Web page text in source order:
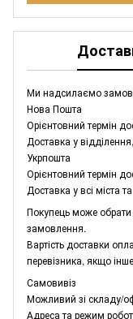
Ми надсилаємо
Нова Пошта
Орієнтовний термін
Доставка у
Укрпошта
Орієнтовний термін
Доставка у всі міста
Покупець може
замовлення.
Вартість доставки
перевізника, якщо
Самовивіз
Можливий зі складу/
Адреса та режим